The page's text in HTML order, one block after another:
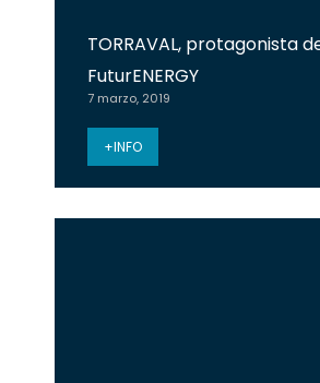
TORRAVAL, protagonista
FuturENERGY
7 marzo, 2019
+INFO